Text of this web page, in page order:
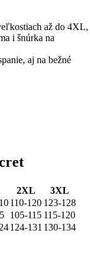
až do 4XL,
i šnúrka na
aj na bežné
2XL
3XL
110-120 123-128
105-115 115-120
124-131 130-134